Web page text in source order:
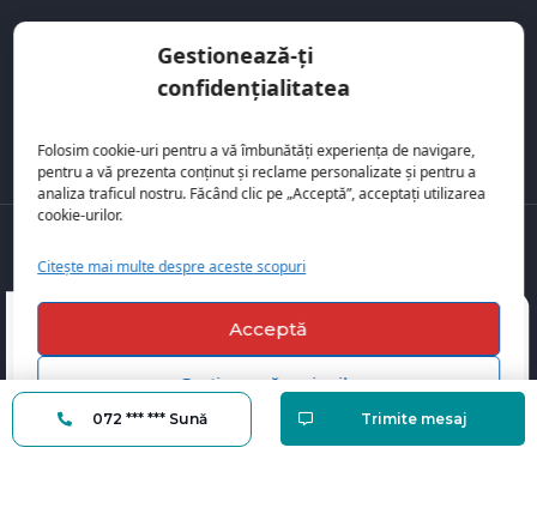
Gestionează-ți
confidențialitatea
Folosim cookie-uri pentru a vă îmbunătăți experiența de navigare,
pentru a vă prezenta conținut și reclame personalizate și pentru a
analiza traficul nostru. Făcând clic pe „Acceptă”, acceptați utilizarea
cookie-urilor.
Citește mai multe despre aceste scopuri
Acceptă
Gestionează opțiunile
072 *** *** Sună Trimite mesaj
Calculator rate